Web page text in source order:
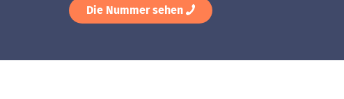
Die Nummer sehen